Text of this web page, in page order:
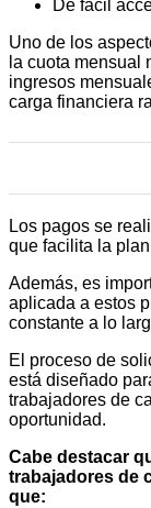
De fácil
Uno de los
la cuota mensual
ingresos
carga financiera
Los pagos se
que facilita la
Además, es
aplicada a estos
constante a lo
El proceso de
está diseñado
trabajadores de
oportunidad.
Cabe destacar
trabajadores de
que: